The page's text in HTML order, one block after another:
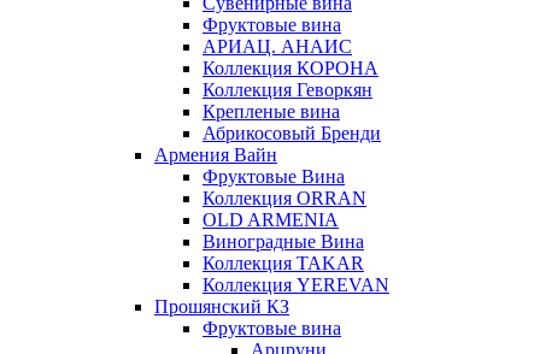
Фруктовые вина
АРИАЦ. АНАИС
Коллекция КОРОНА
Коллекция Геворкян
Крепленые вина
Абрикосовый Бренди
Армения Вайн
Фруктовые Вина
Коллекция ORRAN
OLD ARMENIA
Виноградные Вина
Коллекция TAKAR
Коллекция YEREVAN
Прошянский КЗ
Фруктовые вина
Арцруни